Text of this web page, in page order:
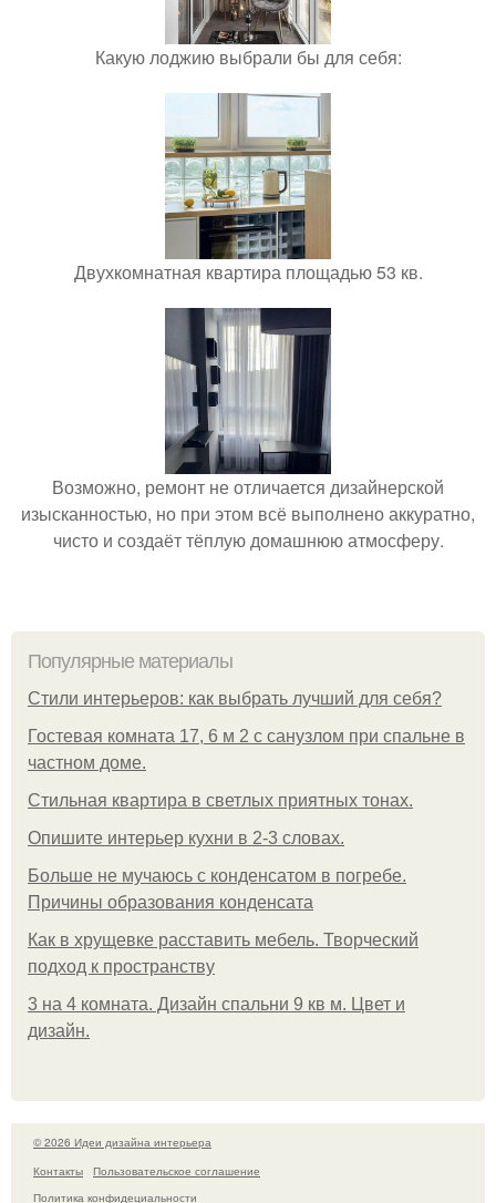
Какую лоджию выбрали бы для себя:
Двухкомнатная квартира площадью 53 кв.
Возможно, ремонт не отличается дизайнерской
изысканностью, но при этом всё выполнено аккуратно,
чисто и создаёт тёплую домашнюю атмосферу.
Популярные материалы
Стили интерьеров: как выбрать лучший для себя?
Гостевая комната 17, 6 м 2 с санузлом при спальне в
частном доме.
Стильная квартира в светлых приятных тонах.
Опишите интерьер кухни в 2-3 словах.
Больше не мучаюсь с конденсатом в погребе.
Причины образования конденсата
Как в хрущевке расставить мебель. Творческий
подход к пространству
3 на 4 комната. Дизайн спальни 9 кв м. Цвет и
дизайн.
© 2026 Идеи дизайна интерьера
Контакты
Пользовательское соглашение
Политика конфидециальности